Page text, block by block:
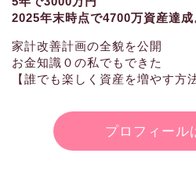
2025年末時点で4700万資産達成
家計改善計画の全貌を公開
お金知識０の私でもできた
【誰でも楽しく資産を増やす方
プロフィール